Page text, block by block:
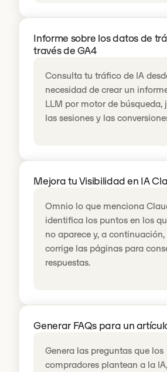
Informe sobre los datos de
través de GA4
Consulta tu tráfico de IA
necesidad de crear un
LLM por motor de búsqueda,
las sesiones y las
Mejora tu Visibilidad en IA
Omnio lo que menciona
identifica los puntos en los
no aparece y, a
corrige las páginas para
respuestas.
Generar FAQs para un
Genera las preguntas que los
compradores plantean a la